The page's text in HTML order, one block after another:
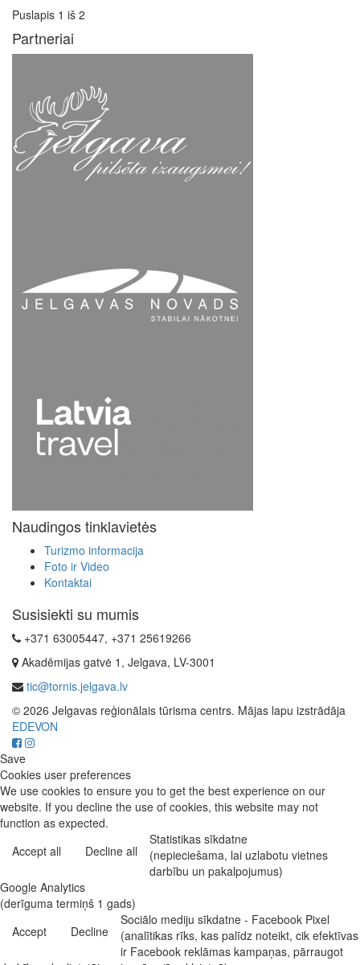
Puslapis 1 iš 2
Partneriai
Naudingos tinklavietės
Turizmo informacija
Foto ir Video
Kontaktai
Susisiekti su mumis
+371 63005447, +371 25619266
Akadēmijas gatvė 1, Jelgava, LV-3001
tic@tornis.jelgava.lv
© 2026 Jelgavas reģionālais tūrisma centrs. Mājas lapu izstrādāja
EDEVON
Save
Cookies user preferences
We use cookies to ensure you to get the best experience on our
website. If you decline the use of cookies, this website may not
function as expected.
Accept all
Decline all
Statistikas sīkdatne
(nepieciešama, lai uzlabotu vietnes
darbību un pakalpojumus)
Google Analytics
(derīguma termiņš 1 gads)
Accept
Decline
Sociālo mediju sīkdatne - Facebook Pixel
(analītikas rīks, kas palīdz noteikt, cik efektīvas
ir Facebook reklāmas kampaņas, pārraugot